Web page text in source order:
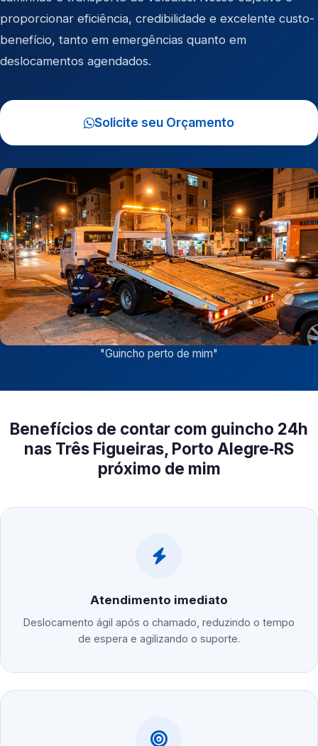
proporcionar eficiência, credibilidade e excelente custo-
benefício, tanto em emergências quanto em
deslocamentos agendados.
Solicite seu Orçamento
"Guincho perto de mim"
Benefícios de contar com guincho 24h
nas Três Figueiras, Porto Alegre‑RS
próximo de mim
Atendimento imediato
Deslocamento ágil após o chamado, reduzindo o tempo
de espera e agilizando o suporte.